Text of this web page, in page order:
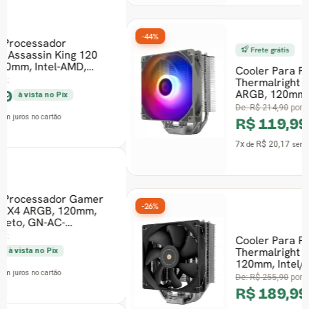
Frete grátis
Cooler Para Processador
Thermalright Assassin King 120 SE
ARGB, 120mm, Intel-AMD, Grey
R$ 214,90por:
R$ 119,99 à vista no Pix
R$ 20,17 sem juros no cartão
Cooler Para Processador
Thermalright TA120 EX V2,
120mm, Intel/AMD, Preto
R$ 255,90por:
R$ 189,99 à vista no Pix
R$ 20,32sem juros no cartão